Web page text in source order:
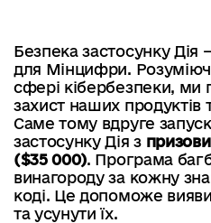
т
у
Безпека застосунку Дія
для Мінцифри.
сфері кібербезпеки, ми
захист наших продуктів
Саме тому вдруге
застосунку Дія з
($35 000). Програма
винагороду за кожну
коді. Це допоможе
та усунути їх.